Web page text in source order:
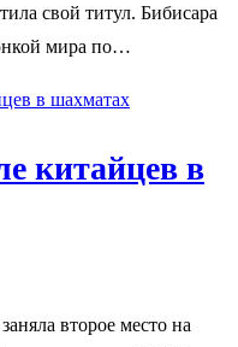
свой титул. Бибисара
мира по…
китайцев в
второе место на